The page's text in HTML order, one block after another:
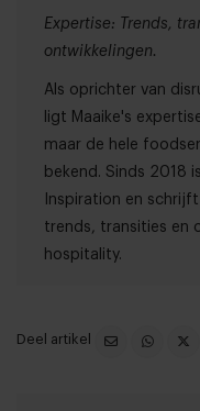
Expertise: Trends,
ontwikkelingen.
Als oprichter van
ligt Maaike's
maar de hele
bekend. Sinds 2018
Inspiration en
trends, transities en
hospitality.
Deel artikel